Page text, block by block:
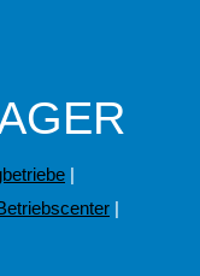
|
|